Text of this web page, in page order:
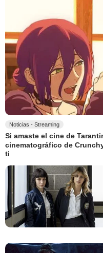
Noticias - Streaming
Si amaste el cine de
cinematográfico de
ti